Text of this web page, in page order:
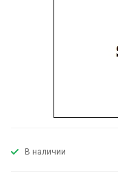
В наличии